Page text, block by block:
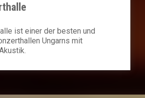
ist einer der besten und
Ungarns mit